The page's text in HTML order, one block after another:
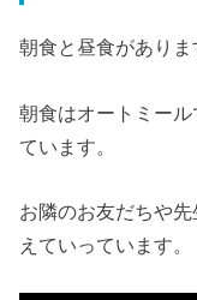
朝食と昼食がありま
朝食はオートミー
ています。
お隣のお友だちや
えていっています。